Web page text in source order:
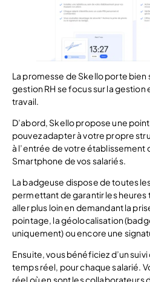
La promesse de Skello porte bien
gestion RH se focus sur la gestion
travail.
D’abord, Skello propose une
pouvez adapter à votre propre
à l’entrée de votre établissement
Smartphone de vos salariés.
La badgeuse dispose de toutes
permettant de garantir les heures
aller plus loin en demandant la
pointage, la géolocalisation
uniquement) ou encore une
Ensuite, vous bénéficiez d’un
temps réel, pour chaque salarié.
réel où en sont les collaborateurs